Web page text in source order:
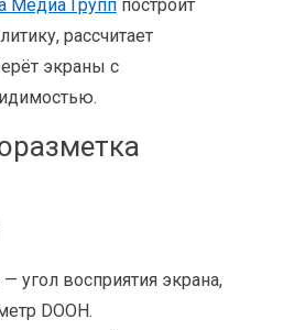
Медиа Групппостроит
рассчитает
экраны с
— угол восприятия экрана,
DOOH.